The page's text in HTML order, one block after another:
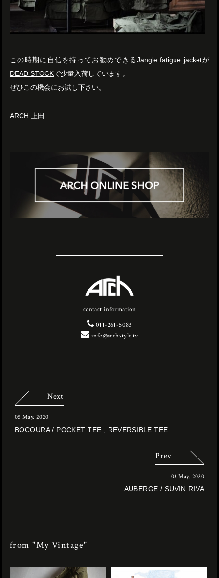
この時期に自信を持ってお勧めできるJangle fatigue jacketが
DEAD STOCKで少量入荷しています。
ぜひこの機会にお試し下さい。
ARCH 上田
contact information
011-261-5083
info@archstyle.tv
Next
05 May. 2020
BOCOURA / POCKET TEE , REVERSIBLE TEE
Prev
03 May. 2020
AUBERGE / SUVIN RIVA
from "My Vintage"